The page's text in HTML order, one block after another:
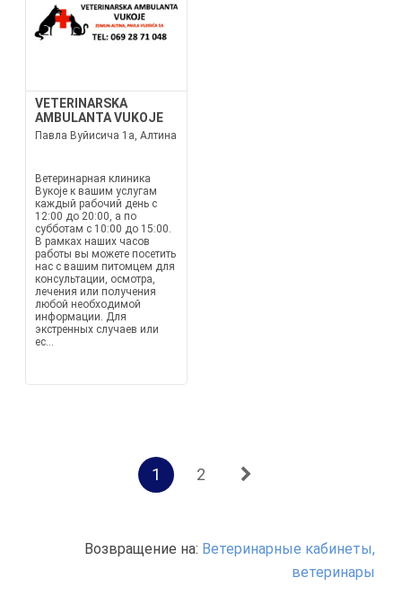
VETERINARSKA
AMBULANTA VUKOJE
Павла Вуйисича 1а, Алтина
Ветеринарная клиника
Вукоје к вашим услугам
каждый рабочий день с
12:00 до 20:00, а по
субботам с 10:00 до 15:00.
В рамках наших часов
работы вы можете посетить
нас с вашим питомцем для
консультации, осмотра,
лечения или получения
любой необходимой
информации. Для
экстренных случаев или
ес...
1 2
Возвращение на: Ветеринарные кабинеты,
ветеринары